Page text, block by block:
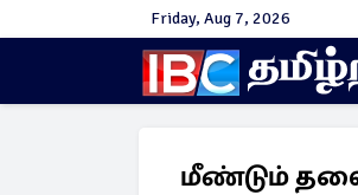
Friday, Aug 7, 2026
மீண்டும்